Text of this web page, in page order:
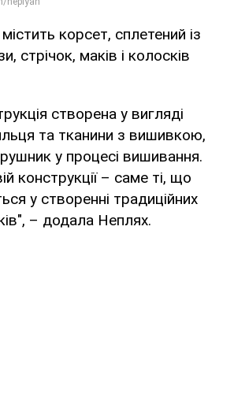
корсет, сплетений із
стрічок, маків і колосків
створена у вигляді
та тканини з вишивкою,
у процесі вишивання.
конструкції – саме ті, що
у створенні традиційних
– додала Неплях.